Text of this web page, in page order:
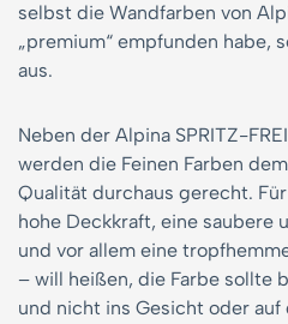
selbst die Wandfarben von
„premium“ empfunden habe,
aus.
Neben der Alpina SPRITZ-
werden die Feinen Farben
Qualität durchaus gerecht.
hohe Deckkraft, eine saubere
und vor allem eine
– will heißen, die Farbe sollte
und nicht ins Gesicht oder auf